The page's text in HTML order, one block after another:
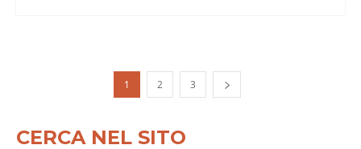
1 2 3
CERCA NEL SITO